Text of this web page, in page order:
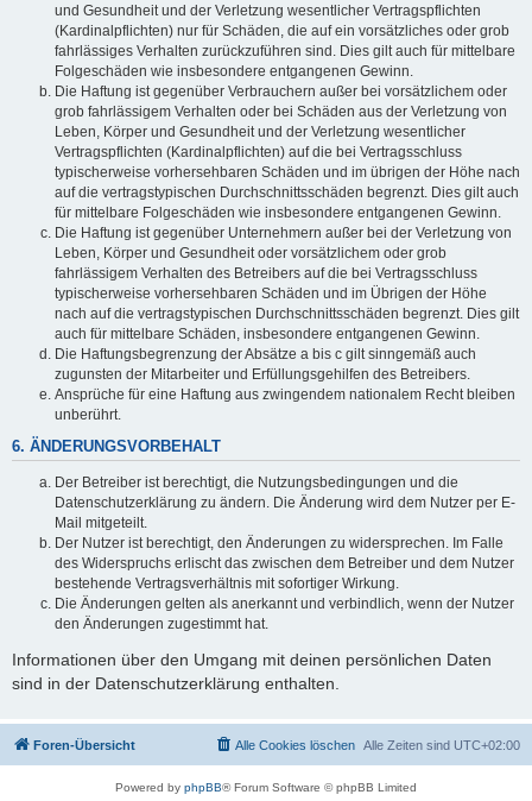
und Gesundheit und der Verletzung wesentlicher Vertragspflichten
(Kardinalpflichten) nur für Schäden, die auf ein vorsätzliches oder grob
fahrlässiges Verhalten zurückzuführen sind. Dies gilt auch für mittelbare
Folgeschäden wie insbesondere entgangenen Gewinn.
Die Haftung ist gegenüber Verbrauchern außer bei vorsätzlichem oder
grob fahrlässigem Verhalten oder bei Schäden aus der Verletzung von
Leben, Körper und Gesundheit und der Verletzung wesentlicher
Vertragspflichten (Kardinalpflichten) auf die bei Vertragsschluss
typischerweise vorhersehbaren Schäden und im übrigen der Höhe nach
auf die vertragstypischen Durchschnittsschäden begrenzt. Dies gilt auch
für mittelbare Folgeschäden wie insbesondere entgangenen Gewinn.
Die Haftung ist gegenüber Unternehmern außer bei der Verletzung von
Leben, Körper und Gesundheit oder vorsätzlichem oder grob
fahrlässigem Verhalten des Betreibers auf die bei Vertragsschluss
typischerweise vorhersehbaren Schäden und im Übrigen der Höhe
nach auf die vertragstypischen Durchschnittsschäden begrenzt. Dies gilt
auch für mittelbare Schäden, insbesondere entgangenen Gewinn.
Die Haftungsbegrenzung der Absätze a bis c gilt sinngemäß auch
zugunsten der Mitarbeiter und Erfüllungsgehilfen des Betreibers.
Ansprüche für eine Haftung aus zwingendem nationalem Recht bleiben
unberührt.
6. ÄNDERUNGSVORBEHALT
Der Betreiber ist berechtigt, die Nutzungsbedingungen und die
Datenschutzerklärung zu ändern. Die Änderung wird dem Nutzer per E-
Mail mitgeteilt.
Der Nutzer ist berechtigt, den Änderungen zu widersprechen. Im Falle
des Widerspruchs erlischt das zwischen dem Betreiber und dem Nutzer
bestehende Vertragsverhältnis mit sofortiger Wirkung.
Die Änderungen gelten als anerkannt und verbindlich, wenn der Nutzer
den Änderungen zugestimmt hat.
Informationen über den Umgang mit deinen persönlichen Daten
sind in der Datenschutzerklärung enthalten.
Foren-Übersicht Alle Zeiten sind UTC+02:00
Alle Cookies löschen
Powered by phpBB® Forum Software © phpBB Limited